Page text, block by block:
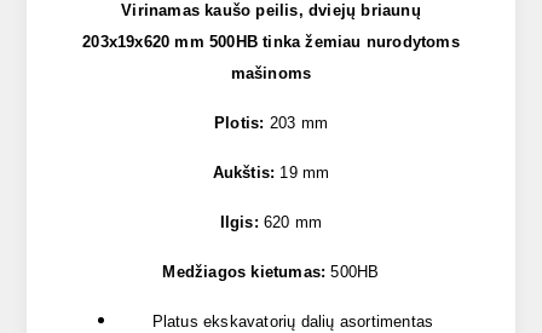
Virinamas kaušo peilis, dviejų briaunų
203x19x620 mm 500HB tinka žemiau nurodytoms
mašinoms
Plotis: 203 mm
Aukštis: 19 mm
Ilgis: 620 mm
Medžiagos kietumas: 500HB
Platus ekskavatorių dalių asortimentas